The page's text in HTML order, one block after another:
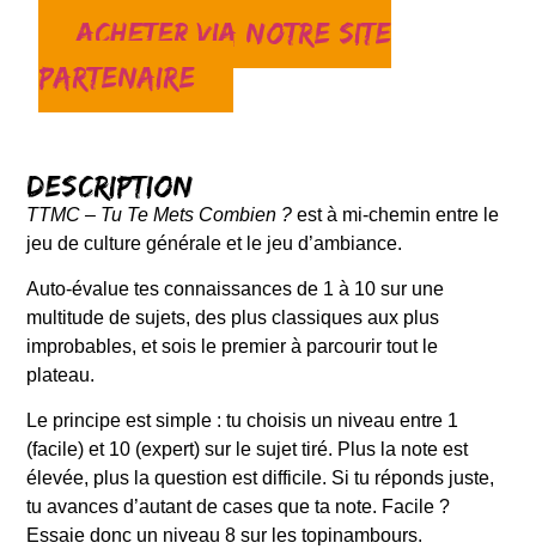
Acheter via notre site
partenaire
Description
TTMC – Tu Te Mets Combien ? est à mi-chemin entre le
jeu de culture générale et le jeu d’ambiance.
Auto-évalue tes connaissances de 1 à 10 sur une
multitude de sujets, des plus classiques aux plus
improbables, et sois le premier à parcourir tout le
plateau.
Le principe est simple : tu choisis un niveau entre 1
(facile) et 10 (expert) sur le sujet tiré. Plus la note est
élevée, plus la question est difficile. Si tu réponds juste,
tu avances d’autant de cases que ta note. Facile ?
Essaie donc un niveau 8 sur les topinambours.